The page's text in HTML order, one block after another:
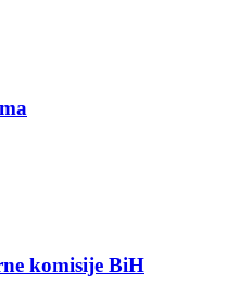
komisije BiH